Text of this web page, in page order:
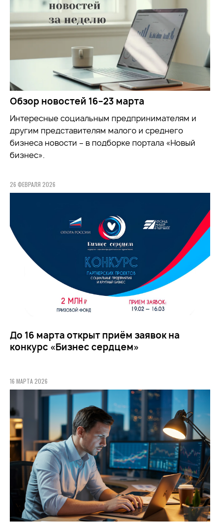
Обзор новостей 16–23 марта
Интересные социальным предпринимателям и
другим представителям малого и среднего
бизнеса новости – в подборке портала «Новый
бизнес».
26 ФЕВРАЛЯ 2026
До 16 марта открыт приём заявок на
конкурс «Бизнес сердцем»
16 МАРТА 2026